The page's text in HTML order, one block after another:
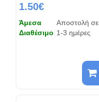
1.50€
Άμεσα
Διαθέσιμο
Αποστολή σε
1-3 ημέρες